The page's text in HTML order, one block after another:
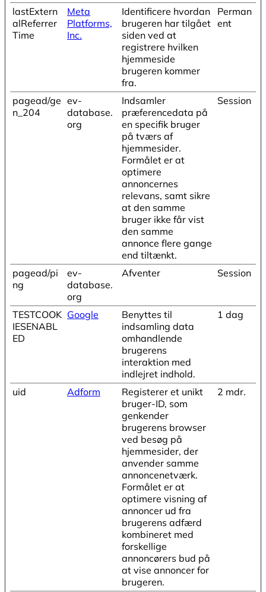
lastExtern
alReferrer
Time
Meta
Platforms,
Inc.
Identificere hvordan
brugeren har tilgået
siden ved at
registrere hvilken
hjemmeside
brugeren kommer
fra.
Perman
ent
pagead/ge
n_204
ev-
database.
org
Indsamler
præferencedata på
en specifik bruger
på tværs af
hjemmesider.
Formålet er at
optimere
annoncernes
relevans, samt sikre
at den samme
bruger ikke får vist
den samme
annonce flere gange
end tiltænkt.
Session
pagead/pi
ng
ev-
database.
org
Afventer Session
TESTCOOK
IESENABL
ED
Google
Benyttes til
indsamling data
omhandlende
brugerens
interaktion med
indlejret indhold.
1 dag
uid Adform
Registerer et unikt
bruger-ID, som
genkender
brugerens browser
ved besøg på
hjemmesider, der
anvender samme
annoncenetværk.
Formålet er at
optimere visning af
annoncer ud fra
brugerens adfærd
kombineret med
forskellige
annoncørers bud på
at vise annoncer for
brugeren.
2 mdr.